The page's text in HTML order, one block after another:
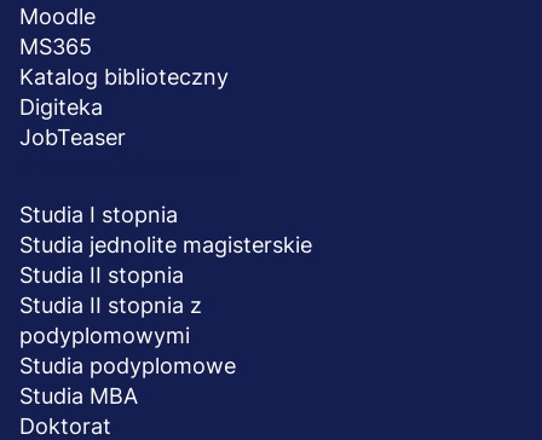
Moodle
MS365
Katalog biblioteczny
Digiteka
JobTeaser
Studia I stopnia
Studia jednolite magisterskie
Studia II stopnia
Studia II stopnia z
podyplomowymi
Studia podyplomowe
Studia MBA
Doktorat